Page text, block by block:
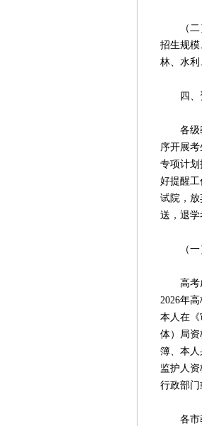
（二）
招生规
林、水利
四、
各级教
序开展
专项计
好提醒
试院，放
送，退学
（一）
高考成
2026年
本人在
体）局
簿、本
监护人
行政部门
各市教